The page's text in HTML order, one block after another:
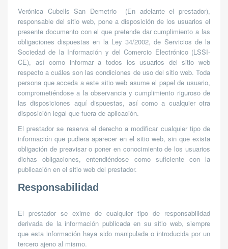
Verónica Cubells San Demetrio
(En adelante el prestador),
responsable del sitio web, pone a disposición de los usuarios el
presente documento con el que pretende dar cumplimiento a las
obligaciones dispuestas en la Ley 34/2002, de Servicios de la
Sociedad de la Información y del Comercio Electrónico (LSSI-
CE), así como informar a todos los usuarios del sitio web
respecto a cuáles son las condiciones de uso del sitio web. Toda
persona que acceda a este sitio web asume el papel de usuario,
comprometiéndose a la observancia y cumplimiento riguroso de
las disposiciones aquí dispuestas, así como a cualquier otra
disposición legal que fuera de aplicación.
El prestador se reserva el derecho a modificar cualquier tipo de
información que pudiera aparecer en el sitio web, sin que exista
obligación de preavisar o poner en conocimiento de los usuarios
dichas obligaciones, entendiéndose como suficiente con la
publicación en el sitio web del prestador.
Responsabilidad
El prestador se exime de cualquier tipo de responsabilidad
derivada de la información publicada en su sitio web, siempre
que esta información haya sido manipulada o introducida por un
tercero ajeno al mismo.